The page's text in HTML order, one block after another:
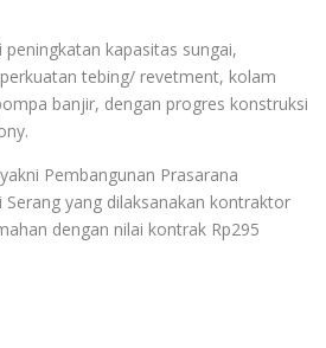
peningkatan kapasitas sungai,
tebing/ revetment, kolam
banjir, dengan progres konstruksi
Pembangunan Prasarana
Serang yang dilaksanakan kontraktor
dengan nilai kontrak Rp295